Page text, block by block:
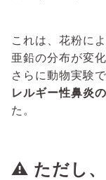
これは、花粉に
亜鉛の分布が変
さらに動物実験で
レルギー性鼻炎
た。
⚠️ ただし、